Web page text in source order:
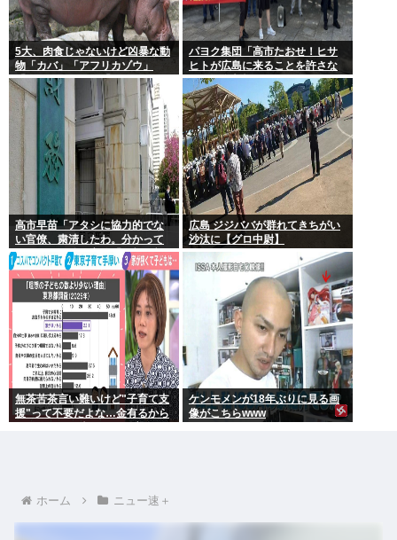
5大、肉食じゃないけど凶暴な動
物「カバ」「アフリカゾウ」
「バッファロー」「コーカサス
オオカブト」
パヨク集団「高市たおせ！ヒサ
ヒトが広島に来ることを許さな
い！天皇制打倒！」
高市早苗「アタシに協力的でな
い官僚、粛清したわ。分かって
るわね？」他の官僚「(ブルブ
ル)」
広島 ジジババが群れてきちがい
沙汰に【グロ中尉】
無茶苦茶言い難いけど"子育て支
援"って不要だよな…金有るから
ケンモメンが18年ぶりに見る画
像がこちらwww
ホーム ニュー速＋